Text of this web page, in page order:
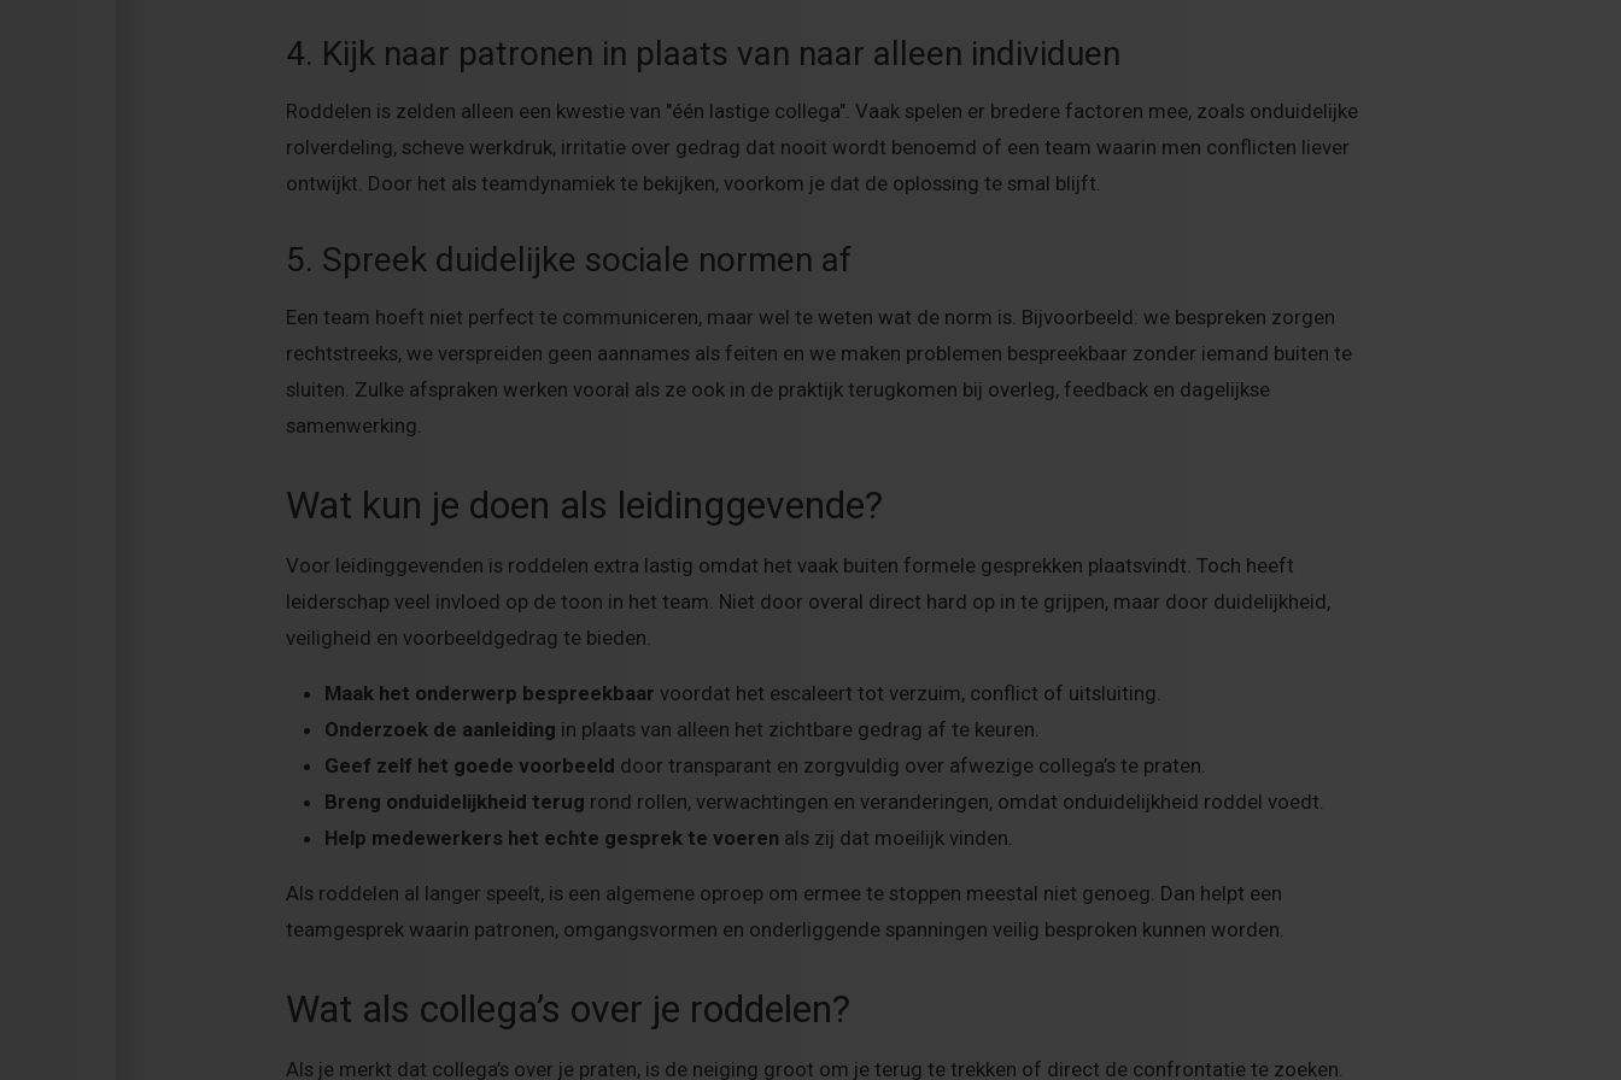
4. Kijk naar patronen in plaats van naar alleen individuen
Roddelen is zelden alleen een kwestie van "één lastige collega". Vaak spelen er bredere factoren mee, zoals onduidelijke
rolverdeling, scheve werkdruk, irritatie over gedrag dat nooit wordt benoemd of een team waarin men conflicten liever
ontwijkt. Door het als teamdynamiek te bekijken, voorkom je dat de oplossing te smal blijft.
5. Spreek duidelijke sociale normen af
Een team hoeft niet perfect te communiceren, maar wel te weten wat de norm is. Bijvoorbeeld: we bespreken zorgen
rechtstreeks, we verspreiden geen aannames als feiten en we maken problemen bespreekbaar zonder iemand buiten te
sluiten. Zulke afspraken werken vooral als ze ook in de praktijk terugkomen bij overleg, feedback en dagelijkse
samenwerking.
Wat kun je doen als leidinggevende?
Voor leidinggevenden is roddelen extra lastig omdat het vaak buiten formele gesprekken plaatsvindt. Toch heeft
leiderschap veel invloed op de toon in het team. Niet door overal direct hard op in te grijpen, maar door duidelijkheid,
veiligheid en voorbeeldgedrag te bieden.
Maak het onderwerp bespreekbaar voordat het escaleert tot verzuim, conflict of uitsluiting.
Onderzoek de aanleiding in plaats van alleen het zichtbare gedrag af te keuren.
Geef zelf het goede voorbeeld door transparant en zorgvuldig over afwezige collega’s te praten.
Breng onduidelijkheid terug rond rollen, verwachtingen en veranderingen, omdat onduidelijkheid roddel voedt.
Help medewerkers het echte gesprek te voeren als zij dat moeilijk vinden.
Als roddelen al langer speelt, is een algemene oproep om ermee te stoppen meestal niet genoeg. Dan helpt een
teamgesprek waarin patronen, omgangsvormen en onderliggende spanningen veilig besproken kunnen worden.
Wat als collega’s over je roddelen?
Als je merkt dat collega’s over je praten, is de neiging groot om je terug te trekken of direct de confrontatie te zoeken.